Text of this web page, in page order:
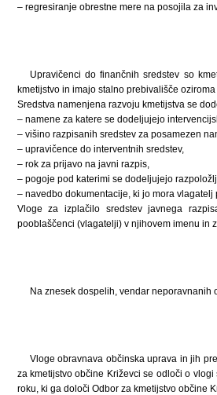
– regresiranje obrestne mere na posojila za
Upravičenci do finančnih sredstev so
kmetijstvo in imajo stalno prebivališče oziroma
Sredstva namenjena razvoju kmetijstva se
– namene za katere se dodeljujejo
– višino razpisanih sredstev za posamezen
– upravičence do interventnih sredstev,
– rok za prijavo na javni razpis,
– pogoje pod katerimi se dodeljujejo
– navedbo dokumentacije, ki jo mora vlagatelj
Vloge za izplačilo sredstev javnega
pooblaščenci (vlagatelji) v njihovem imenu in
Na znesek dospelih, vendar neporavnanih
Vloge obravnava občinska uprava in jih
za kmetijstvo občine Križevci se odloči o
roku, ki ga določi Odbor za kmetijstvo občine